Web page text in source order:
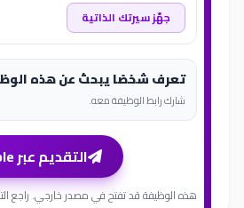
جهّز سيرتك الذاتية
تعرف شخصًا يبحث عن هذه
شارك رابط الوظيفة معه.
التقديم عبر Jooble
هذه الوظيفة قد تفتح في مصدر خارجي. راجع